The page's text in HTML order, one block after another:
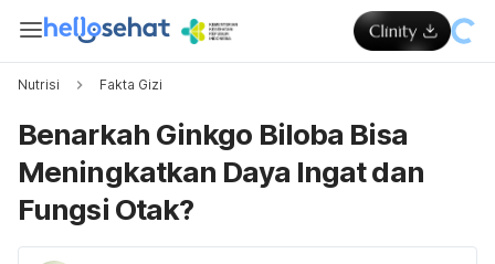
Nutrisi Fakta Gizi
Benarkah Ginkgo Biloba Bisa
Meningkatkan Daya Ingat dan
Fungsi Otak?